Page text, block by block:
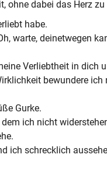
ohne dabei das Herz zu
habe.
warte, deinetwegen
Verliebtheit in dich
bewundere
Gurke.
ich nicht
ich schrecklich